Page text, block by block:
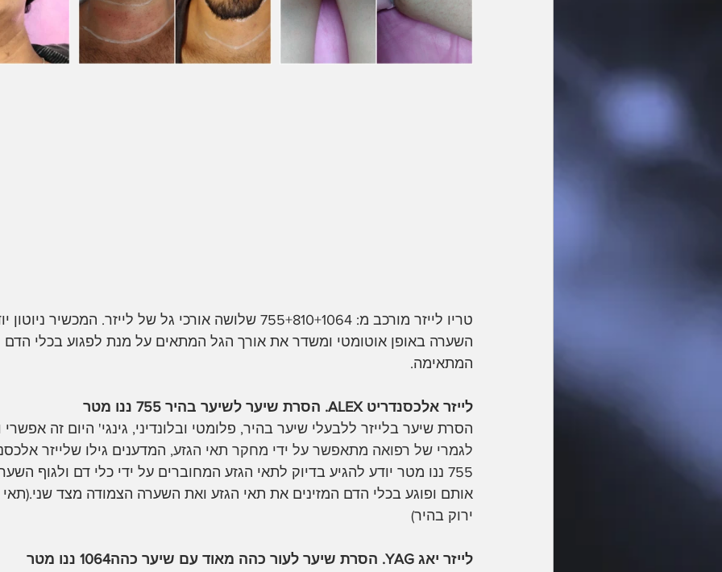
טריו לייזר מורכב מ: 755+810+1064 שלושה אורכי גל של לייזר.
השערה באופן אוטומטי ומשדר את אורך הגל המתאים על מנת לפגוע בכלי
המתאימה.
לייזר אלכסנדריט ALEX. הסרת שיער לשיער בהיר 755 ננו מטר
הסרת שיער בלייזר ללבעלי שיער בהיר, פלומטי ובלונדיני, גינגי' היום זה
לגמרי של רפואה מתאפשר על ידי מחקר תאי הגזע, המדענים גילו שלייזר
755 ננו מטר יודע להגיע בדיוק לתאי הגזע המחוברים על ידי כלי דם ולגוף
אותם ופוגע בכלי הדם המזינים את תאי הגזע ואת השערה הצמודה מצד
ירוק בהיר)
לייזר יאג YAG. הסרת שיער לעור כהה מאוד עם שיער כהה1064 ננו מטר